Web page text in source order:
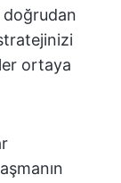
doğrudan
ortaya